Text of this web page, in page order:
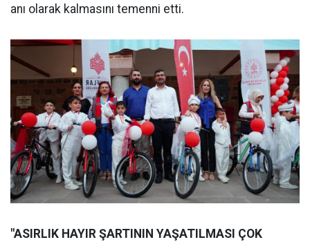
anı olarak kalmasını temenni etti.
"ASIRLIK HAYIR ŞARTININ YAŞATILMASI ÇOK